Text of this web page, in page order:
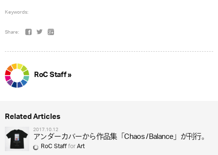
Keywords:
Share:
RoC Staff »
Related Articles
2017.10.12
アンダーカバーから作品集「Chaos / Balance」が刊行。
RoC StaffforArt